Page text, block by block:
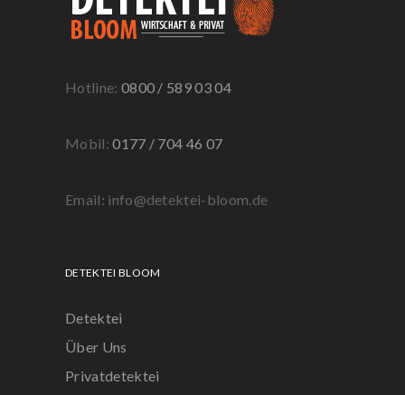
Hotline: 0800 / 589 03 04
Mobil:0177 / 704 46 07
Email: info@detektei-bloom.de
DETEKTEI BLOOM
Detektei
Über Uns
Privatdetektei